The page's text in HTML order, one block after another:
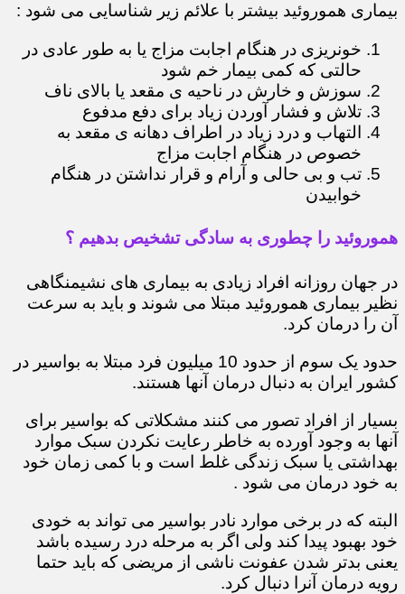
بیماری هموروئید بیشتر با علائم زیر شناسایی می شود :
خونریزی در هنگام اجابت مزاج یا به طور عادی در
حالتی که کمی بیمار خم شود
سوزش و خارش در ناحیه ی مقعد یا بالای ناف
تلاش و فشار آوردن زیاد برای دفع مدفوع
التهاب و درد زیاد در اطراف دهانه ی مقعد به
خصوص در هنگام اجابت مزاج
تب و بی حالی و آرام و قرار نداشتن در هنگام
خوابیدن
هموروئید را چطوری به سادگی تشخیص بدهیم ؟
در جهان روزانه افراد زیادی به بیماری های نشیمنگاهی
نظیر بیماری هموروئید مبتلا می شوند و باید به سرعت
آن را درمان کرد.
حدود یک سوم از حدود 10 میلیون فرد مبتلا به بواسیر در
کشور ایران به دنبال درمان آنها هستند.
بسیار از افراد تصور می کنند مشکلاتی که بواسیر برای
آنها به وجود آورده به خاطر رعایت نکردن سبک موارد
بهداشتی یا سبک زندگی غلط است و با کمی زمان خود
به خود درمان می شود .
البته که در برخی موارد نادر بواسیر می تواند به خودی
خود بهبود پیدا کند ولی اگر به مرحله درد رسیده باشد
یعنی بدتر شدن عفونت ناشی از مریضی که باید حتما
رویه درمان آنرا دنبال کرد.